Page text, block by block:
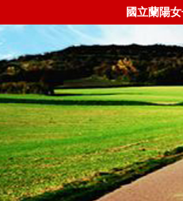
國立蘭陽